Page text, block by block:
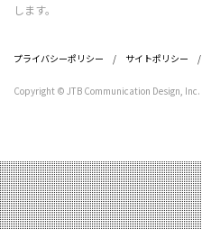
します。
プライバシーポリシー / サイトポリシー
Copyright © JTB Communication Design,